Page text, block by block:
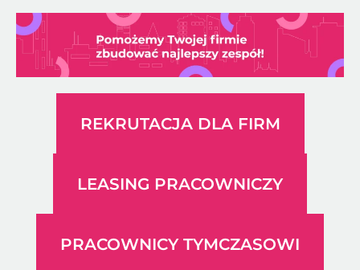
REKRUTACJA DLA FIRM
LEASING PRACOWNICZY
PRACOWNICY TYMCZASOWI